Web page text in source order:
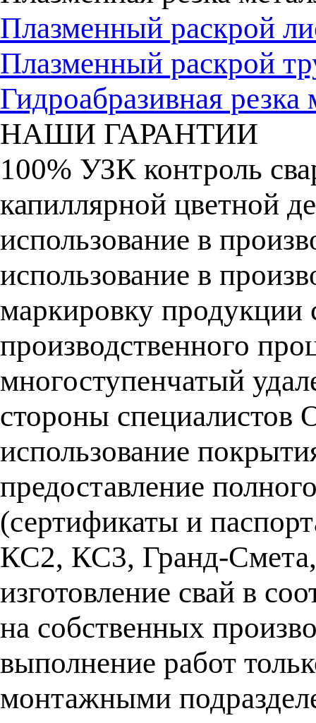
Плазменный раскрой
Плазменный раскрой
Гидроабразивная резка
НАШИ ГАРАНТИИ
100% УЗК контроль
капиллярной цветной
использование в
использование в
маркировку продукции
производственного
многоступенчатый
стороны
использование
предоставление
(сертификаты и
КС2, КС3, Гранд-
изготовление свай в
на собственных
выполнение работ
монтажными